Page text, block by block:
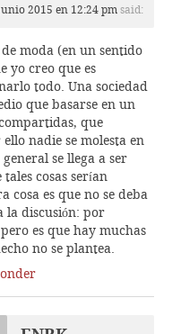
2015 en 12:24 pm said:
de moda (en un sentido
yo creo que es
todo. Una sociedad
que basarse en un
que
nadie se molesta en
se llega a ser
cosas serían
cosa es que no se deba
la discusión: por
es que hay muchas
no se plantea.